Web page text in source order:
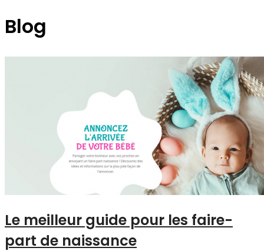
Blog
Le meilleur guide pour les faire-
part de naissance